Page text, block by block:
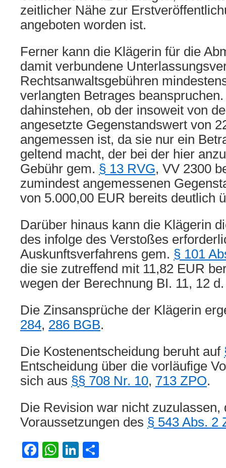
zeitlicher Nähe zur
angeboten worden ist.
Ferner kann die Klägerin für die
damit verbundene
Rechtsanwaltsgebühren
verlangten Betrages
dahinstehen, ob der insoweit von
angesetzte Gegenstandswert von
angemessen ist, da sie nur ein
geltend macht, der bei der hier
Gebühr gem. § 13 RVG, VV 2300
zumindest angemessenen
von 5.000,00 EUR bereits deutlich
Darüber hinaus kann die Klägerin
des infolge des Verstoßes
Auskunftsverfahrens gem. § 101
die sie zutreffend mit 11,82 EUR
wegen der Berechnung BI. 11, 12
Die Zinsansprüche der Klägerin
284, 286 BGB.
Die Kostenentscheidung beruht auf
Entscheidung über die vorläufige
sich aus §§ 708 Nr. 10, 713 ZPO.
Die Revision war nicht zuzulassen,
Voraussetzungen des § 543 Abs. 2
Facebook
WhatsApp
LinkedIn